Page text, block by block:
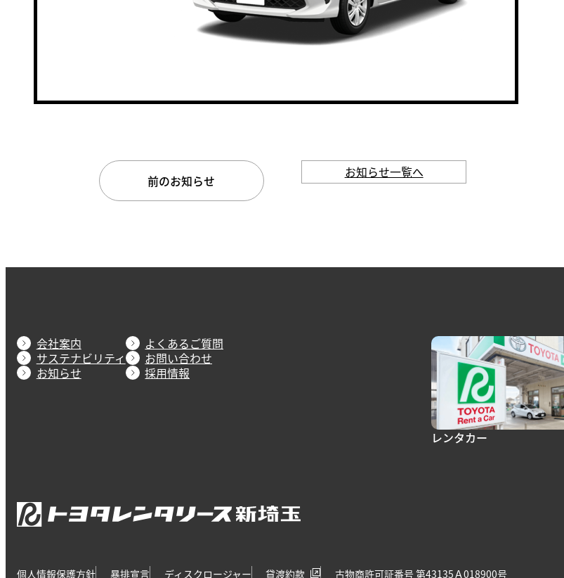
前のお知らせ
お知らせ一覧へ
会社案内
サステナビリティ
お知らせ
よくあるご質問
お問い合わせ
採用情報
レンタカー
個人情報保護方針 暴排宣言 ディスクロージャー 貸渡約款 古物商許可証番号 第43135Ａ018900号